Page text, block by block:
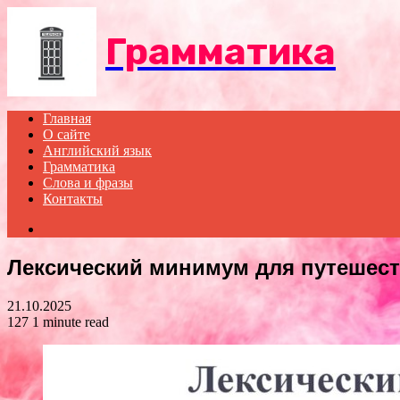
Грамматика
Главная
О сайте
Английский язык
Грамматика
Слова и фразы
Контакты
Лексический минимум для
21.10.2025
127 1 minute read